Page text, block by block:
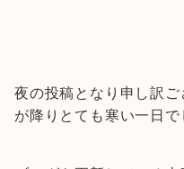
夜の投稿となり申し訳
が降りとても寒い一日で